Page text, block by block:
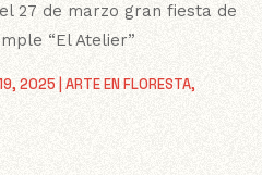
2025 |ARTE EN FLORESTA,
27 de marzo gran fiesta de
“El Atelier”